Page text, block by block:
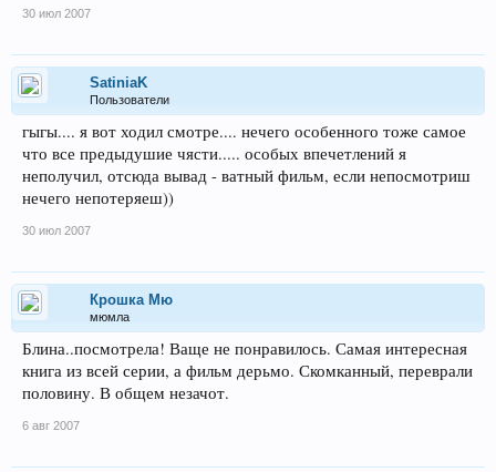
30 июл 2007
SatiniaK
Пользователи
гыгы.... я вот ходил смотре.... нечего особенного тоже самое
что все предыдушие чясти..... особых впечетлений я
неполучил, отсюда вывад - ватный фильм, если непосмотриш
нечего непотеряеш))
30 июл 2007
Крошка Мю
мюмла
Блина..посмотрела! Ваще не понравилось. Самая интересная
книга из всей серии, а фильм дерьмо. Скомканный, переврали
половину. В общем незачот.
6 авг 2007